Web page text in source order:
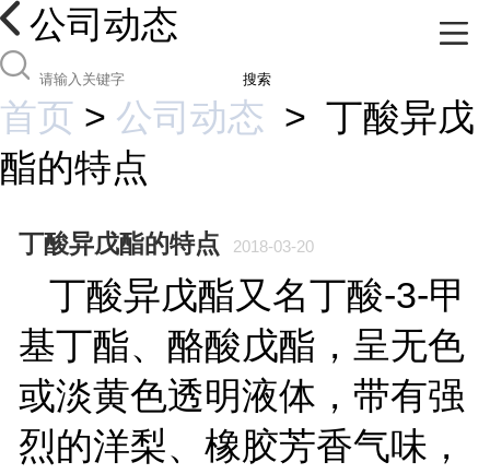
公司动态
搜索
首页 > 公司动态 > 丁酸异戊
酯的特点
丁酸异戊酯的特点 2018-03-20
丁酸异戊酯又名丁酸-3-甲
基丁酯、酪酸戊酯，呈无色
或淡黄色透明液体，带有强
烈的洋梨、橡胶芳香气味，